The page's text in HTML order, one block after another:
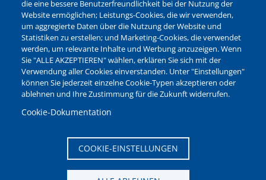
Pressestelle
Kontakt
NEWSLETTER
Jetzt die verschiedenen Newsletter der Stadt Waltrop
abonnieren:
Newsletter verwalten
die eine bessere Benutzerfreundlichkeit bei der Nutzung der
Website ermöglichen; Leistungs-Cookies, die wir verwenden,
um aggregierte Daten über die Nutzung der Website und
Statistiken zu erstellen; und Marketing-Cookies, die verwendet
werden, um relevante Inhalte und Werbung anzuzeigen. Wenn
Sie "ALLE AKZEPTIEREN" wählen, erklären Sie sich mit der
Verwendung aller Cookies einverstanden. Unter "Einstellungen"
können Sie jederzeit einzelne Cookie-Typen akzeptieren oder
ablehnen und Ihre Zustimmung für die Zukunft widerrufen.
Cookie-Dokumentation
COOKIE-EINSTELLUNGEN